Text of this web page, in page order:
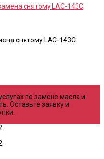
снятому LAC-143C
по замене масла и
Оставьте заявку и